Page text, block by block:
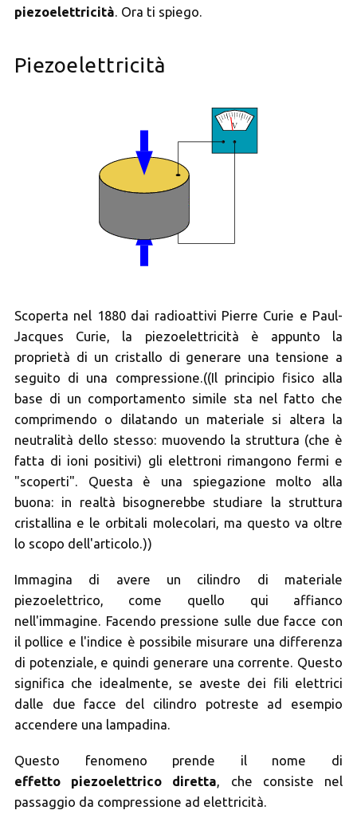
piezoelettricità. Ora ti spiego.
Piezoelettricità
Scoperta nel 1880 dai radioattivi Pierre Curie e Paul-
Jacques Curie, la piezoelettricità è appunto la
proprietà di un cristallo di generare una tensione a
seguito di una compressione.((Il principio fisico alla
base di un comportamento simile sta nel fatto che
comprimendo o dilatando un materiale si altera la
neutralità dello stesso: muovendo la struttura (che è
fatta di ioni positivi) gli elettroni rimangono fermi e
"scoperti". Questa è una spiegazione molto alla
buona: in realtà bisognerebbe studiare la struttura
cristallina e le orbitali molecolari, ma questo va oltre
lo scopo dell'articolo.))
Immagina di avere un cilindro di materiale
piezoelettrico, come quello qui affianco
nell'immagine. Facendo pressione sulle due facce con
il pollice e l'indice è possibile misurare una differenza
di potenziale, e quindi generare una corrente. Questo
significa che idealmente, se aveste dei fili elettrici
dalle due facce del cilindro potreste ad esempio
accendere una lampadina.
Questo fenomeno prende il nome di
effetto piezoelettrico diretta, che consiste nel
passaggio da compressione ad elettricità.